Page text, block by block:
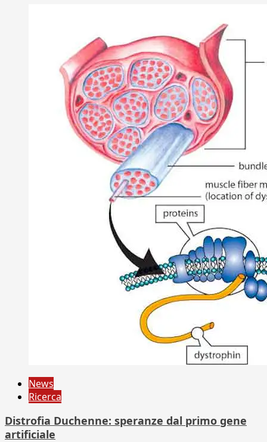
News
Ricerca
Distrofia Duchenne: speranze dal primo gene
artificiale